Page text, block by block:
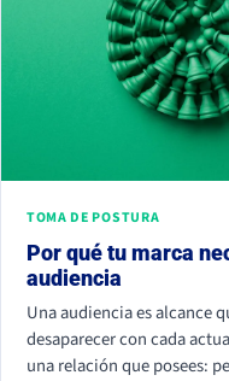
TOMA DE POSTURA
Por qué tu marca
audiencia
Una audiencia es alcance
desaparecer con cada
una relación que posees: